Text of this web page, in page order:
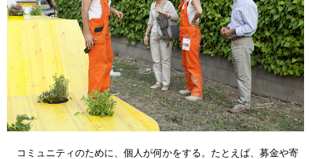
コミュニティのために、個人が何かをする。たとえば、募金や寄